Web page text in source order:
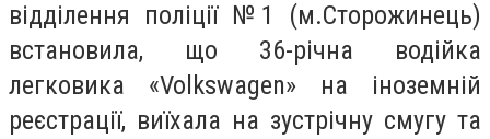
відділення поліції №1 (м.Сторожинець)
встановила, що 36-річна водійка
легковика «Volkswagen» на іноземній
реєстрації, виїхала на зустрічну смугу та